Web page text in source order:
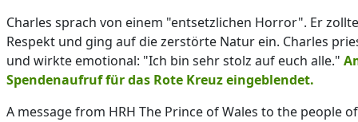
Charles sprach von einem "entsetzlichen Horror". Er
Respekt und ging auf die zerstörte Natur ein. Charles
und wirkte emotional: "Ich bin sehr stolz auf euch alle."
Spendenaufruf für das Rote Kreuz eingeblendet.
A message from HRH The Prince of Wales to the people